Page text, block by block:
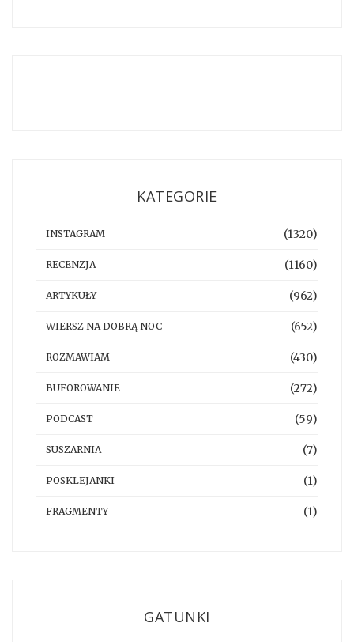
KATEGORIE
INSTAGRAM (1320)
RECENZJA (1160)
ARTYKUŁY (962)
WIERSZ NA DOBRĄ NOC (652)
ROZMAWIAM (430)
BUFOROWANIE (272)
PODCAST (59)
SUSZARNIA (7)
POSKLEJANKI (1)
FRAGMENTY (1)
GATUNKI